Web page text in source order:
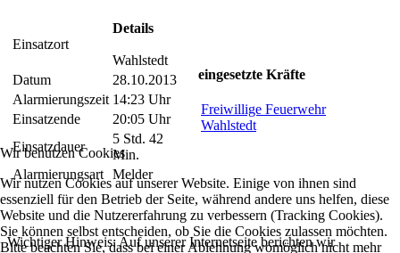
Einsatzort
Details
Wahlstedt
Datum
28.10.2013
Alarmierungszeit 14:23 Uhr
Einsatzende
20:05 Uhr
Einsatzdauer
5 Std. 42
Min.
Alarmierungsart Melder
eingesetzte Kräfte
Freiwillige Feuerwehr
Wahlstedt
Wichtiger Hinweis: Auf unserer Internetseite berichten wir
Wir benutzen Cookies
Wir nutzen Cookies auf unserer Website. Einige von ihnen sind
essenziell für den Betrieb der Seite, während andere uns helfen, diese
Website und die Nutzererfahrung zu verbessern (Tracking Cookies).
Sie können selbst entscheiden, ob Sie die Cookies zulassen möchten.
Bitte beachten Sie, dass bei einer Ablehnung womöglich nicht mehr